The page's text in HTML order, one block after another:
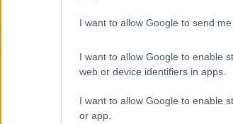
I want to allow Google to send
I want to allow Google to enable
web or device identifiers in apps.
I want to allow Google to enable
or app.